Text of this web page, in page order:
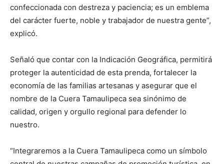
confeccionada con destreza y paciencia; es un emblema
del carácter fuerte, noble y trabajador de nuestra gente”,
explicó.
Señaló que contar con la Indicación Geográfica, permitirá
proteger la autenticidad de esta prenda, fortalecer la
economía de las familias artesanas y asegurar que el
nombre de la Cuera Tamaulipeca sea sinónimo de
calidad, origen y orgullo regional para defender lo
nuestro.
“Integraremos a la Cuera Tamaulipeca como un símbolo